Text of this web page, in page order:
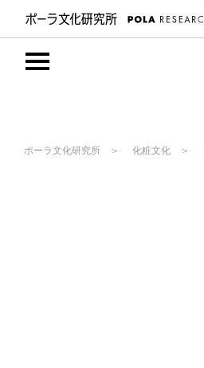
ポーラ文化研究所 化粧文化